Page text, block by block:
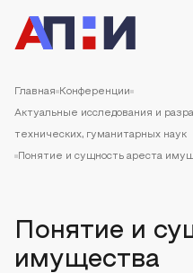
Главная Конференции
Актуальные исследования и
технических, гуманитарных наук
Понятие и сущность ареста
Понятие и
имущества